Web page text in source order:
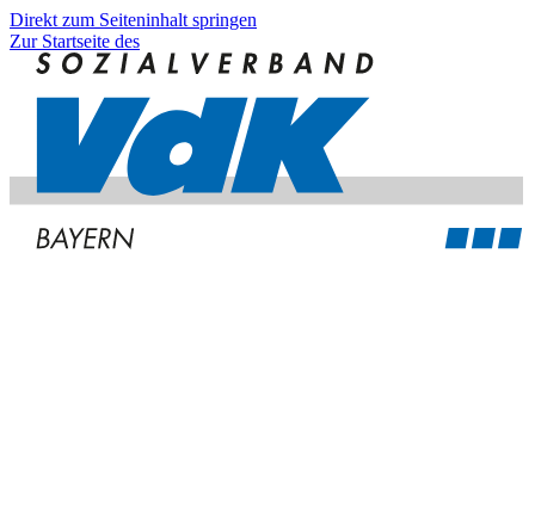
Direkt zum Seiteninhalt springen
Zur Startseite des